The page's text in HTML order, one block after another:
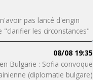
pas lancé d'engin
les circonstances"
08/08 19:35
Bulgarie : Sofia convoque
(diplomatie bulgare)